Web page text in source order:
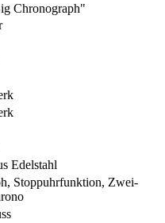
Chronograph"
Edelstahl
, Stoppuhrfunktion, Zwei-